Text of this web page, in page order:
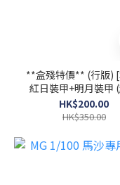
**盒殘特價** (行版)
紅日裝甲+明月裝甲
雅古專用裝備)
HK$200.00
HK$350.00